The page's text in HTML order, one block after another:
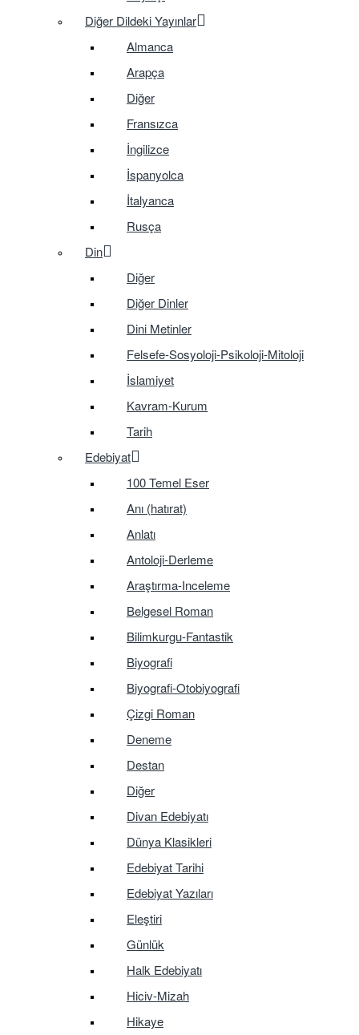
Diğer Dildeki Yayınlar
Almanca
Arapça
Diğer
Fransızca
İngilizce
İspanyolca
İtalyanca
Rusça
Din
Diğer
Diğer Dinler
Dini Metinler
Felsefe-Sosyoloji-Psikoloji-Mitoloji
İslamiyet
Kavram-Kurum
Tarih
Edebiyat
100 Temel Eser
Anı (hatırat)
Anlatı
Antoloji-Derleme
Araştırma-Inceleme
Belgesel Roman
Bilimkurgu-Fantastik
Biyografi
Biyografi-Otobiyografi
Çizgi Roman
Deneme
Destan
Diğer
Divan Edebiyatı
Dünya Klasikleri
Edebiyat Tarihi
Edebiyat Yazıları
Eleştiri
Günlük
Halk Edebiyatı
Hiciv-Mizah
Hikaye